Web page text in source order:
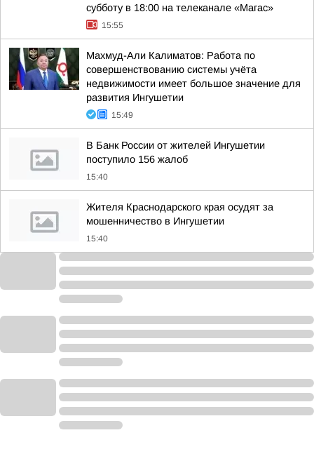
субботу в 18:00 на телеканале «Магас»
15:55
Махмуд-Али Калиматов: Работа по
совершенствованию системы учёта
недвижимости имеет большое значение для
развития Ингушетии
15:49
В Банк России от жителей Ингушетии
поступило 156 жалоб
15:40
Жителя Краснодарского края осудят за
мошенничество в Ингушетии
15:40